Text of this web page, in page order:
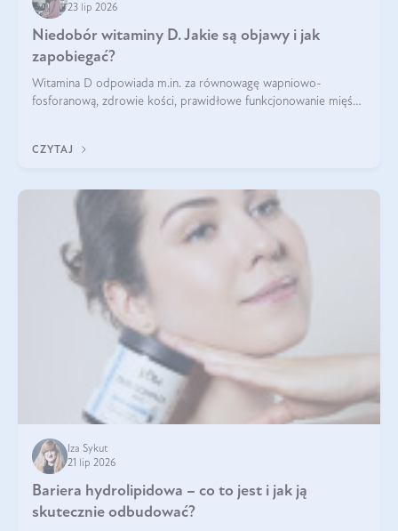
23 lip 2026
Niedobór witaminy D. Jakie są objawy i jak
zapobiegać?
Witamina D odpowiada m.in. za równowagę wapniowo-
fosforanową, zdrowie kości, prawidłowe funkcjonowanie mięśni
problemem.
CZYTAJ
Iza Sykut
21 lip 2026
Bariera hydrolipidowa – co to jest i jak ją
skutecznie odbudować?